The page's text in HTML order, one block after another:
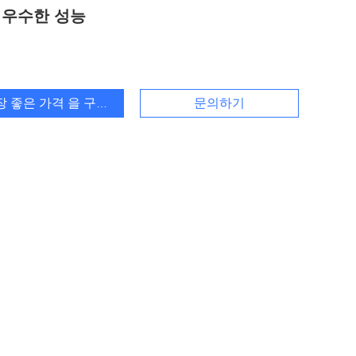
수한 성능
좋은 가격 을 구하라 문의하기